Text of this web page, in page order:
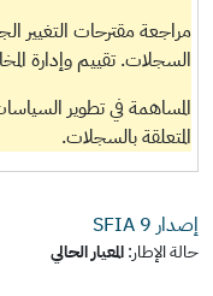
مراجعة مقترحات التغيير
السجلات. تقييم وإدارة
المساهمة في تطوير
المتعلقة بالسجلات.
إصدار SFIA 9
حالة الإطار:المعيار الحالي